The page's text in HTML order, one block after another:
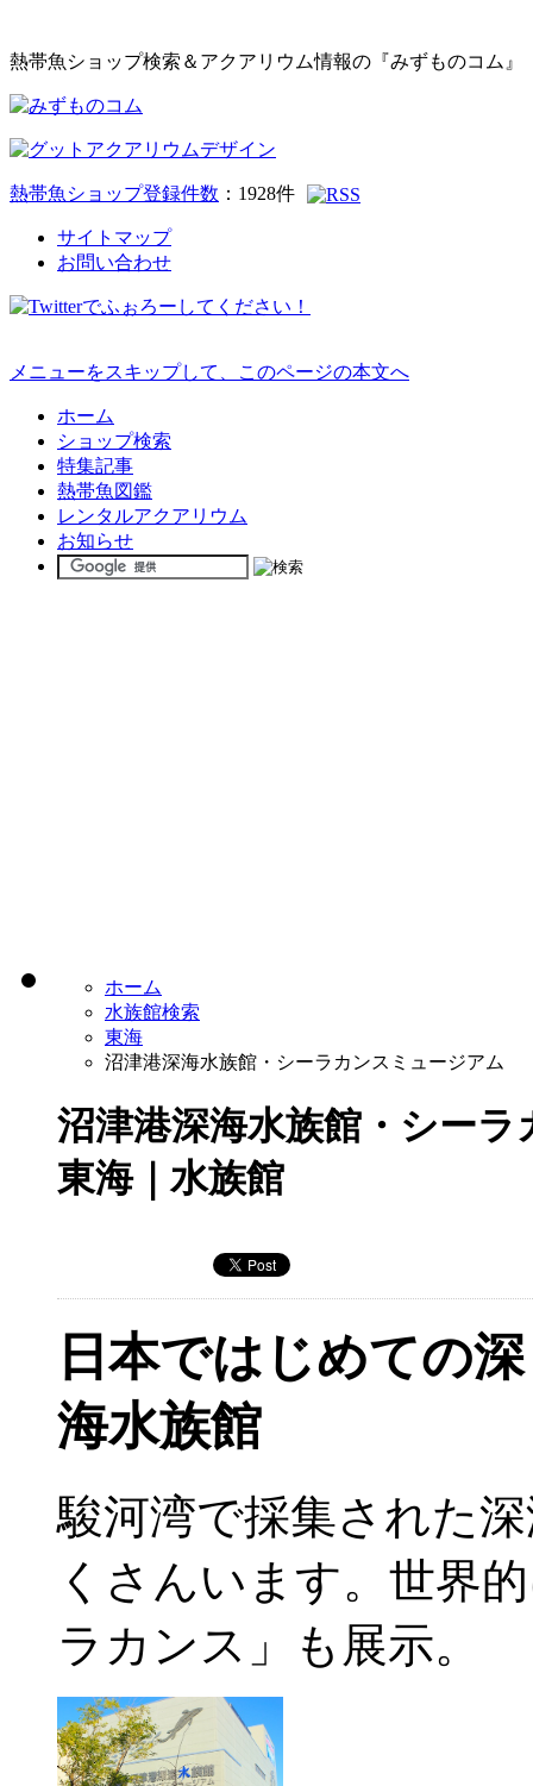
熱帯魚ショップ検索＆アクアリウム情報の『みずものコム』
熱帯魚ショップ登録件数 ： 1928件
サイトマップ
お問い合わせ
メニューをスキップして、このページの本文へ
ホーム
ショップ検索
特集記事
熱帯魚図鑑
レンタルアクアリウム
お知らせ
ホーム
水族館検索
東海
沼津港深海水族館・シーラカンスミュージアム
沼津港深海水族館・シー
東海｜水族館
日本ではじめての深
海水族館
駿河湾で採集された
くさんいます。世界
ラカンス」も展示。